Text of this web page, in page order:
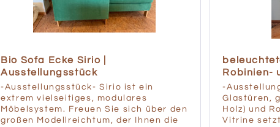
Bio Sofa Ecke Sirio |
Ausstellungsstück
-Ausstellungsstück- Sirio ist ein
extrem vielseitiges, modulares
Möbelsystem. Freuen Sie sich über den
großen Modellreichtum, der Ihnen die
Robinien-
-
Glastüren,
Holz) und
Vitrine